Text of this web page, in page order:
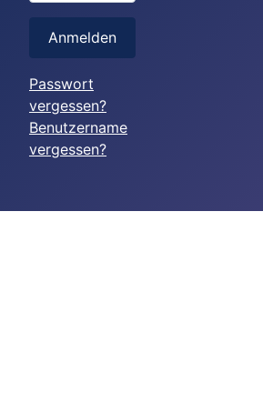
Anmelden
Passwort
vergessen?
Benutzername
vergessen?